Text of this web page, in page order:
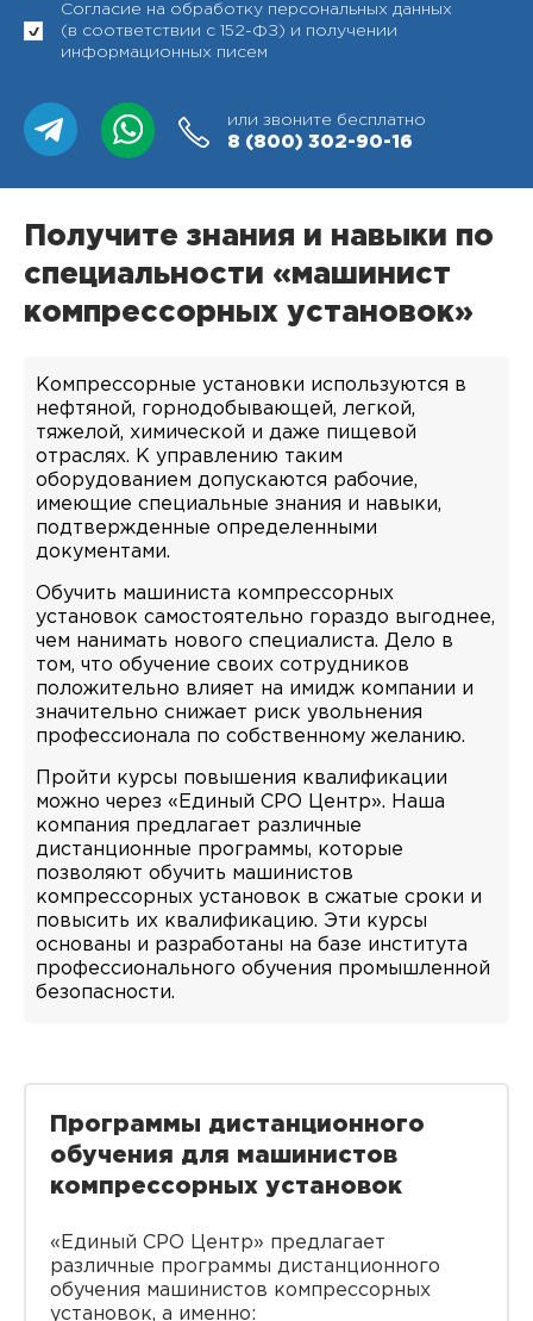
Согласие на обработку персональных данных
(в соответствии с 152-ФЗ) и получении
информационных писем
или звоните бесплатно
8 (800) 302-90-16
Получите знания и навыки по
специальности «машинист
компрессорных установок»
Компрессорные установки используются в
нефтяной, горнодобывающей, легкой,
тяжелой, химической и даже пищевой
отраслях. К управлению таким
оборудованием допускаются рабочие,
имеющие специальные знания и навыки,
подтвержденные определенными
документами.
Обучить машиниста компрессорных
установок самостоятельно гораздо выгоднее,
чем нанимать нового специалиста. Дело в
том, что обучение своих сотрудников
положительно влияет на имидж компании и
значительно снижает риск увольнения
профессионала по собственному желанию.
Пройти курсы повышения квалификации
можно через «Единый СРО Центр». Наша
компания предлагает различные
дистанционные программы, которые
позволяют обучить машинистов
компрессорных установок в сжатые сроки и
повысить их квалификацию. Эти курсы
основаны и разработаны на базе института
профессионального обучения промышленной
безопасности.
Программы дистанционного
обучения для машинистов
компрессорных установок
«Единый СРО Центр» предлагает
различные программы дистанционного
обучения машинистов компрессорных
установок, а именно: